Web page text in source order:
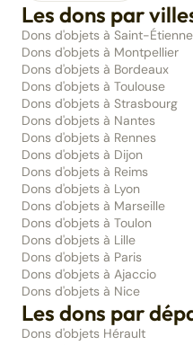
Les dons par
Dons d'objets à Saint-Étienne
Dons d'objets à Montpellier
Dons d'objets à Bordeaux
Dons d'objets à Toulouse
Dons d'objets à Strasbourg
Dons d'objets à Nantes
Dons d'objets à Rennes
Dons d'objets à Dijon
Dons d'objets à Reims
Dons d'objets à Lyon
Dons d'objets à Marseille
Dons d'objets à Toulon
Dons d'objets à Lille
Dons d'objets à Paris
Dons d'objets à Ajaccio
Dons d'objets à Nice
Les dons par
Dons d'objets Hérault